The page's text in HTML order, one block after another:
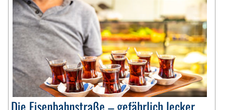
Die Eisenbahnstraße – gefährlich lecker